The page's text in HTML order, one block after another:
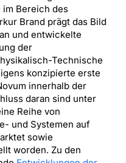
Bereich des
Brand prägt das Bild
und entwickelte
der
Technische
konzipierte erste
innerhalb der
daran sind unter
Reihe von
und Systemen auf
sowie
worden. Zu den